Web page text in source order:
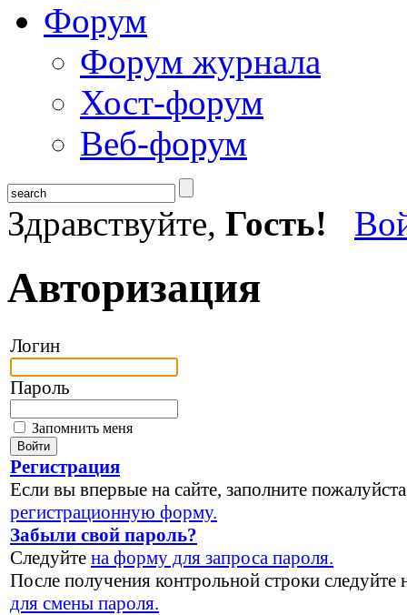
Форум
Форум журнала
Хост-форум
Веб-форум
Здравствуйте, Гость!
Авторизация
Логин
Пароль
Запомнить меня
Регистрация
Если вы впервые на сайте, заполните пожалуйста
регистрационную форму.
Забыли свой пароль?
Следуйте на форму для запроса пароля.
После получения контрольной строки следуйте
для смены пароля.